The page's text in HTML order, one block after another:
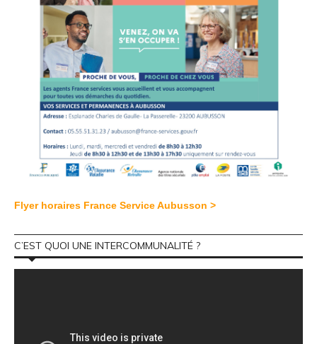
Flyer horaires France Service Aubusson >
C’EST QUOI UNE INTERCOMMUNALITÉ ?